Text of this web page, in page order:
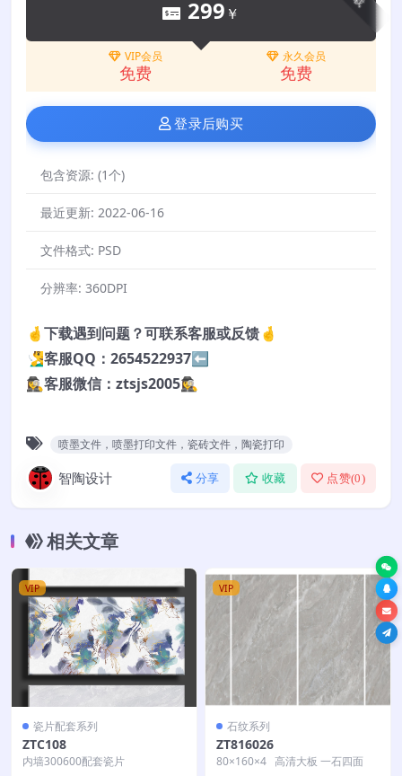
299 ￥
VIP会员
免费
永久会员
免费
登录后购买
包含资源: (1个)
最近更新: 2022-06-16
文件格式: PSD
分辨率: 360DPI
🤞下载遇到问题？可联系客服或反馈🤞
🧏‍♂️客服QQ：2654522937⬅️
🕵️‍♀️客服微信：ztsjs2005🕵️‍♀️
喷墨文件，喷墨打印文件，瓷砖文件，陶瓷打印
智陶设计 分享 收藏 点赞(0)
相关文章
VIP
瓷片配套系列
ZTC108
内墙300600配套瓷片
VIP
石纹系列
ZT816026
80×160×4 高清大板 一石四面